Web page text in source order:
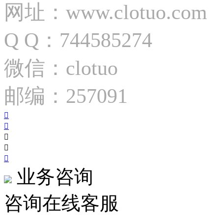
网址：www.clotuo.com
Q Q：744585274
微信：clotuo
邮编：257091





业务咨询
咨询在线客服